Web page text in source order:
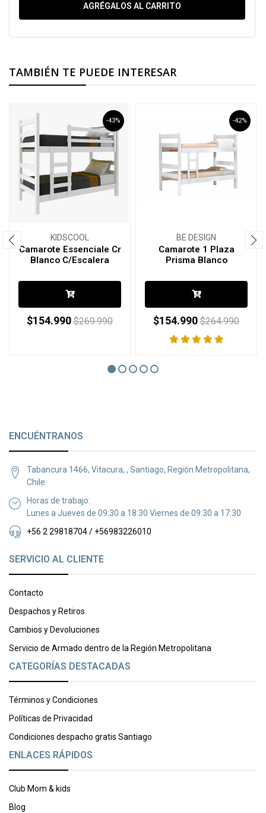
AGRÉGALOS AL CARRITO
TAMBIÉN TE PUEDE INTERESAR
-43%
KIDSCOOL
Camarote Essenciale Cr
Blanco C/Escalera
$154.990 $269.990
-42%
BE DESIGN
Camarote 1 Plaza
Prisma Blanco
$154.990 $264.990
ENCUÉNTRANOS
Tabancura 1466, Vitacura, , Santiago, Región Metropolitana,
Chile
Horas de trabajo:
Lunes a Jueves de 09:30 a 18:30 Viernes de 09:30 a 17:30
+56 2 29818704 / +56983226010
SERVICIO AL CLIENTE
Contacto
Despachos y Retiros
Cambios y Devoluciones
Servicio de Armado dentro de la Región Metropolitana
CATEGORÍAS DESTACADAS
Términos y Condiciones
Políticas de Privacidad
Condiciones despacho gratis Santiago
ENLACES RÁPIDOS
Club Mom & kids
Blog